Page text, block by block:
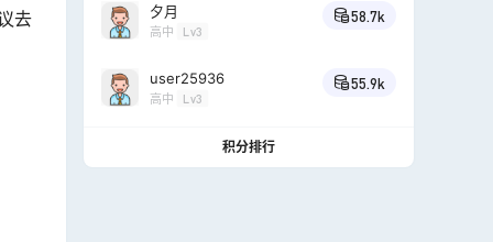
去
夕月
高中 Lv3
58.7k
user25936
高中 Lv3
55.9k
积分排行